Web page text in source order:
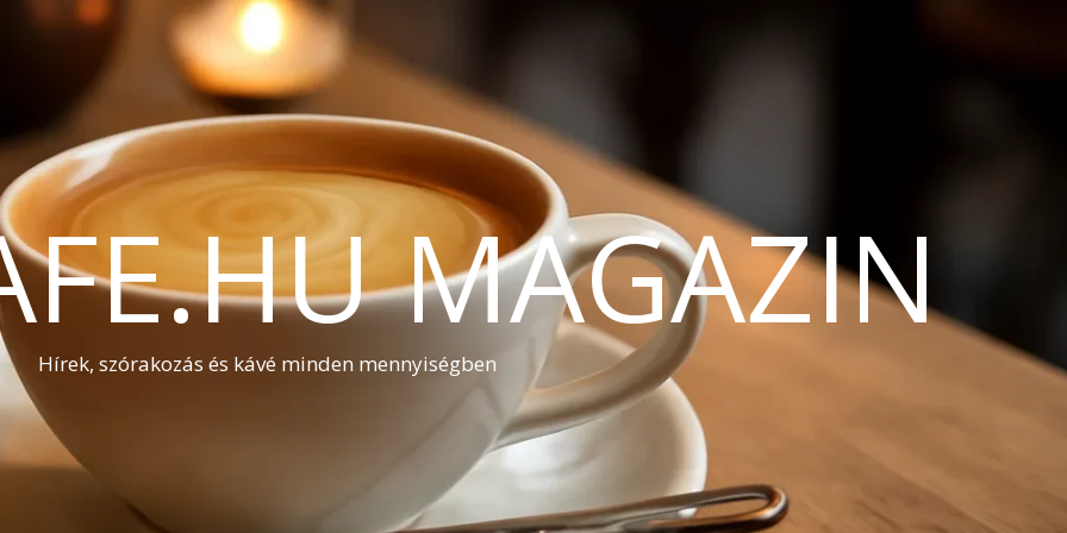
MAGAZIN
Hírek, szórakozás és kávé minden mennyiségben